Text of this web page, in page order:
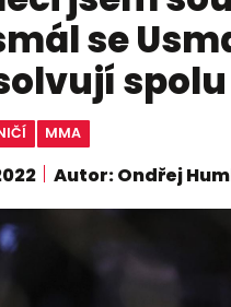
se
MMA
Autor: Ondřej